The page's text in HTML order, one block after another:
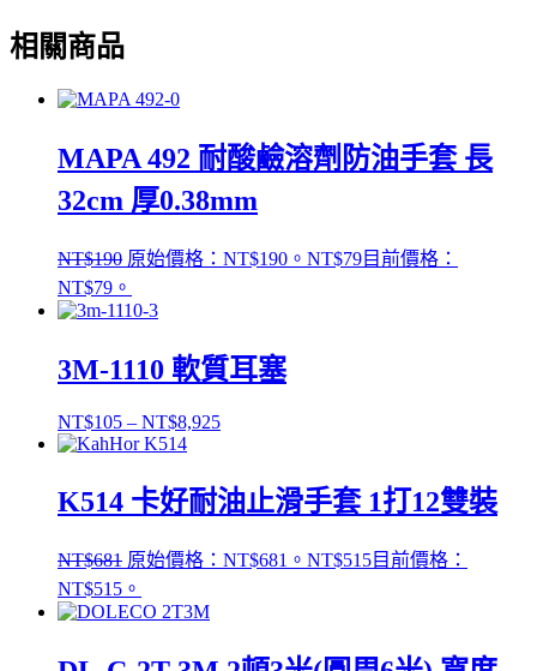
相關商品
MAPA 492 耐酸鹼溶劑防油手套 長
32cm 厚0.38mm
NT$190 原始價格：NT$190。 NT$79目前價格：
NT$79。
3M-1110 軟質耳塞
NT$105 – NT$8,925
K514 卡好耐油止滑手套 1打12雙裝
NT$681 原始價格：NT$681。 NT$515目前價格：
NT$515。